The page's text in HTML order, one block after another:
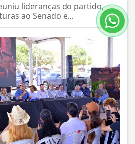
lideranças do partido,
ao Senado e...